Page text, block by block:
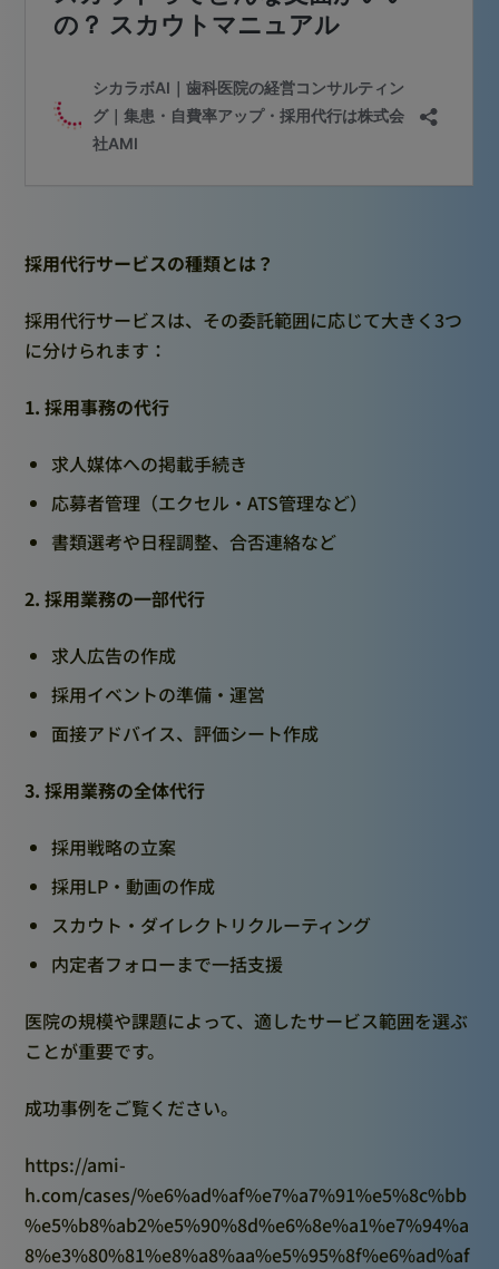
採用代行サービスの種類とは？
採用代行サービスは、その委託範囲に応じて大きく3つ
に分けられます：
1. 採用事務の代行
求人媒体への掲載手続き
応募者管理（エクセル・ATS管理など）
書類選考や日程調整、合否連絡など
2. 採用業務の一部代行
求人広告の作成
採用イベントの準備・運営
面接アドバイス、評価シート作成
3. 採用業務の全体代行
採用戦略の立案
採用LP・動画の作成
スカウト・ダイレクトリクルーティング
内定者フォローまで一括支援
医院の規模や課題によって、適したサービス範囲を選ぶ
ことが重要です。
成功事例をご覧ください。
https://ami-
h.com/cases/%e6%ad%af%e7%a7%91%e5%8c%bb
%e5%b8%ab2%e5%90%8d%e6%8e%a1%e7%94%a
8%e3%80%81%e8%a8%aa%e5%95%8f%e6%ad%af